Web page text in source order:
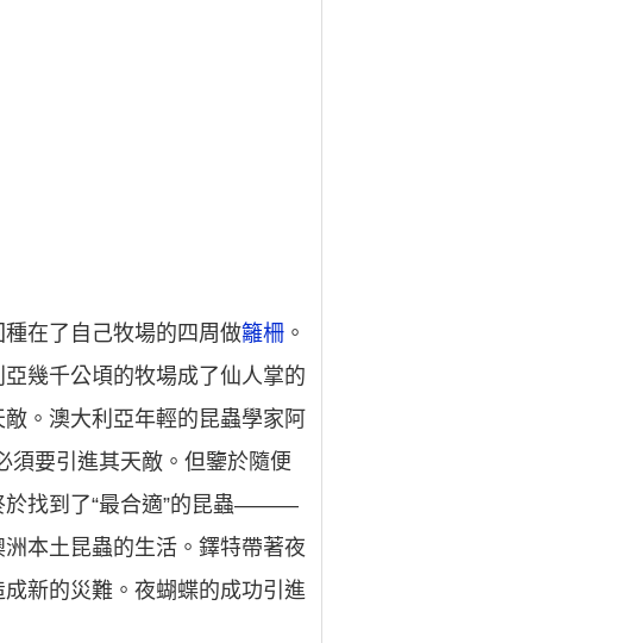
在了自己牧場的四周做籬柵 。
幾千公頃的牧場成了仙人掌的
。澳大利亞年輕的昆蟲學家阿
須要引進其天敵。但鑒於隨便
於找到了“最合適”的昆蟲———
本土昆蟲的生活。鐸特帶著夜
新的災難。夜蝴蝶的成功引進